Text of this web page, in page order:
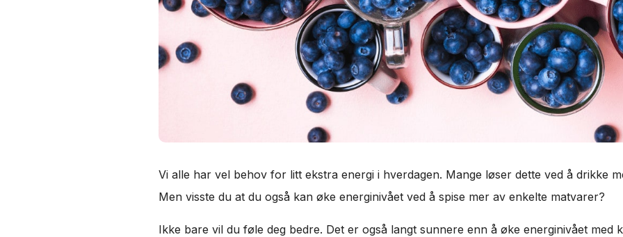
Vi alle har vel behov for litt ekstra energi i hverdagen. Mange løser dette ved å drikke
Men visste du at du også kan øke energinivået ved å spise mer av enkelte matvarer?
Ikke bare vil du føle deg bedre. Det er også langt sunnere enn å øke energinivået med